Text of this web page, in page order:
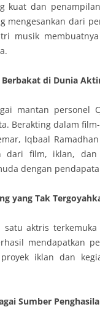
kuat dan
mengesankan dari
musik
di Dunia
mantan personel
Berakting dalam
Iqbaal
dari film, iklan,
dengan
yang Tak
aktris
mendapatkan
iklan dan
Sumber